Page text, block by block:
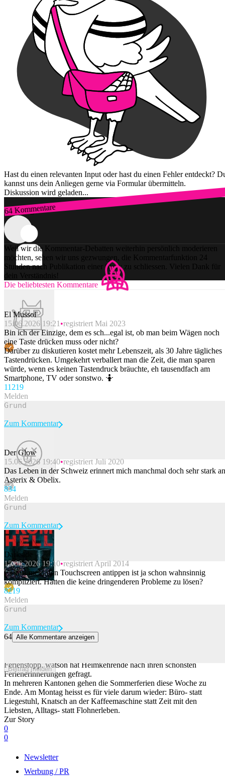
Hast du einen relevanten Input oder hast du einen Fehler entdeckt?
kannst uns dein Anliegen gerne via Formular übermitteln.
Diskussion wird geladen...
64 Kommentare
Zum Login
Weil wir die Kommentar-Debatten weiterhin persönlich moderieren
möchten, sehen wir uns gezwungen, die Kommentarfunktion 24
Stunden nach Publikation einer Story zu schliessen. Vielen Dank für
dein Verständnis!
Die beliebtesten Kommentare
El Mussol
15.06.2026 19:21 registriert Mai 2023
Bin ich der Einzige, dem es sch...egal ist, ob man beim Wägen noch
eine Taste drücken muss oder nicht?
Darüber zu diskutieren kostet mehr Lebenszeit, als 30 Jahre tägliches
Tastendrücken. Umgekehrt verballert man die Zeit, die man sparen
würde, wenn es keinen Tastendruck bräuchte, eh tausendfach am
Smartphone, TV oder sonstwo. 🤷
11219
Melden
Beitrag melden
Zum Kommentar
Der Glow
15.06.2026 19:40 registriert Juli 2020
Das Leben in der Schweiz erinnert mich manchmal doch sehr stark an
Asterix & Obelix.
834
Melden
Beitrag melden
Zum Kommentar
Darkside
15.06.2026 19:10 registriert April 2014
Einmal mehr den Touchscreen antippen ist ja schon wahnsinnig
kompliziert. Hätten die keine dringenderen Probleme zu lösen?
8219
Melden
Beitrag melden
Zum Kommentar
64 Alle Kommentare anzeigen
Ferienstopp. watson hat Heimkehrende nach ihren schönsten
Ferienerinnerungen gefragt.
In mehreren Kantonen gehen die Sommerferien diese Woche zu
Ende. Am Montag heisst es für viele darum wieder: Büro- statt
Liegestuhl, Knatsch an der Kaffeemaschine statt Zeit mit den
Liebsten, Alltags- statt Flohnerleben.
Zur Story
0
0
Newsletter
Werbung / PR